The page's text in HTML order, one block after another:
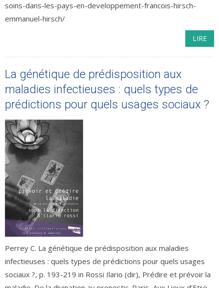
soins-dans-les-pays-en-developpement-francois-hirsch-
emmanuel-hirsch/
LIRE
La génétique de prédisposition aux
maladies infectieuses : quels types de
prédictions pour quels usages sociaux ?
Perrey C. La génétique de prédisposition aux maladies
infectieuses : quels types de prédictions pour quels usages
sociaux ?, p. 193-219 in Rossi Ilario (dir), Prédire et prévoir la